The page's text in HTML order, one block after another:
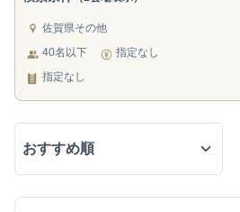
佐賀県その他
40名以下
指定なし
指定なし